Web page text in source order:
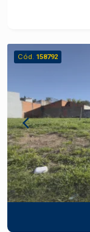
ampla
Nas
regular, com
Destaques da
diversas
pela
para quem
investir em
informações
Cód. 158792